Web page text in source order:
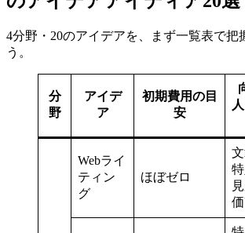
4分野・20のアイデアを、まず一覧表で把
う。
分
野
アイデ
ア
初期費用の目
安
Webライ
ティン
グ
ほぼゼロ